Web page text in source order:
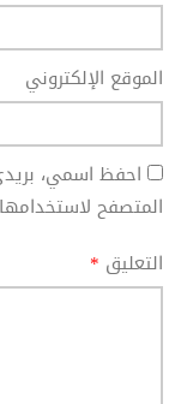
الموقع الإلكتروني
احفظ اسمي،
المتصفح
التعليق *